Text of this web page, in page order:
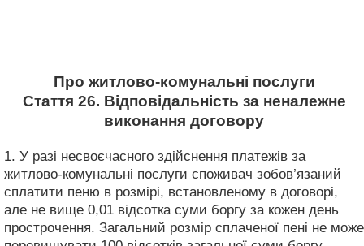
Про житлово-комунальні послуги
Стаття 26. Відповідальність за неналежне
виконання договору
1. У разі несвоєчасного здійснення платежів за
житлово-комунальні послуги споживач зобов’язаний
сплатити пеню в розмірі, встановленому в договорі,
але не вище 0,01 відсотка суми боргу за кожен день
прострочення. Загальний розмір сплаченої пені не може